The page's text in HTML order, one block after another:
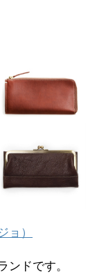
ョ）
ンドです。